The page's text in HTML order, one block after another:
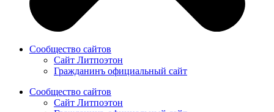
Сообщество сайтов
Сайт Литпоэтон
Гражданинъ официальный сайт
Сообщество сайтов
Сайт Литпоэтон